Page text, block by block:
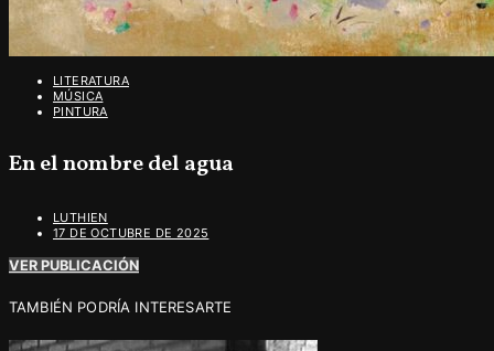
LITERATURA
MÚSICA
PINTURA
En el nombre del agua
LUTHIEN
17 DE OCTUBRE DE 2025
VER PUBLICACIÓN
TAMBIÉN PODRÍA INTERESARTE